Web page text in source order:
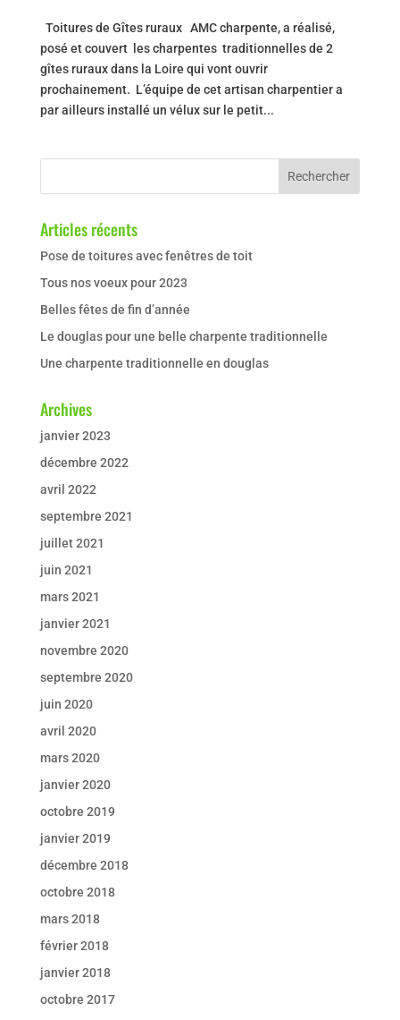
Toitures de Gîtes ruraux AMC charpente, a réalisé,
posé et couvert les charpentes traditionnelles de 2
gîtes ruraux dans la Loire qui vont ouvrir
prochainement. L’équipe de cet artisan charpentier a
par ailleurs installé un vélux sur le petit...
Articles récents
Pose de toitures avec fenêtres de toit
Tous nos voeux pour 2023
Belles fêtes de fin d’année
Le douglas pour une belle charpente traditionnelle
Une charpente traditionnelle en douglas
Archives
janvier 2023
décembre 2022
avril 2022
septembre 2021
juillet 2021
juin 2021
mars 2021
janvier 2021
novembre 2020
septembre 2020
juin 2020
avril 2020
mars 2020
janvier 2020
octobre 2019
janvier 2019
décembre 2018
octobre 2018
mars 2018
février 2018
janvier 2018
octobre 2017